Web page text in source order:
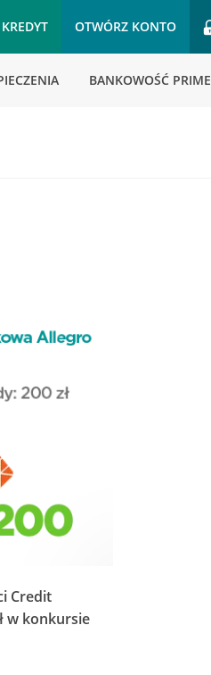
OTWÓRZ KONTO
BANKOWOŚĆ PRIME
Credit
w konkursie